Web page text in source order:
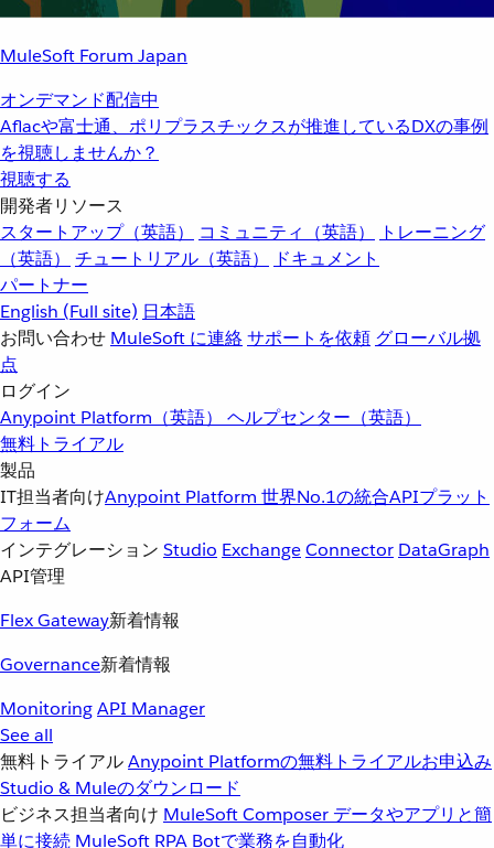
MuleSoft Forum Japan
オンデマンド配信中
Aflacや富士通、ポリプラスチックスが推進しているDXの事例
を視聴しませんか？
視聴する
開発者リソース
スタートアップ（英語）
コミュニティ（英語）
トレーニング
（英語）
チュートリアル（英語）
ドキュメント
パートナー
English (Full site) 日本語
お問い合わせ MuleSoft に連絡サポートを依頼 グローバル拠
点
ログイン
Anypoint Platform（英語） ヘルプセンター（英語）
無料トライアル
製品
IT担当者向けAnypoint Platform 世界No.1の統合APIプラット
フォーム
インテグレーション Studio ExchangeConnector DataGraph
API管理
Flex Gateway新着情報
Governance新着情報
MonitoringAPI Manager
See all
無料トライアルAnypoint Platformの無料トライアルお申込み
Studio & Muleのダウンロード
ビジネス担当者向け MuleSoft Composer データやアプリと簡
単に接続 MuleSoft RPA Botで業務を自動化